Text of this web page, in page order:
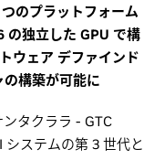
のプラットフォーム
の独立した GPU で構
ウェア デファインド
構築が可能に
タクララ - GTC
ステムの第 3 世代と